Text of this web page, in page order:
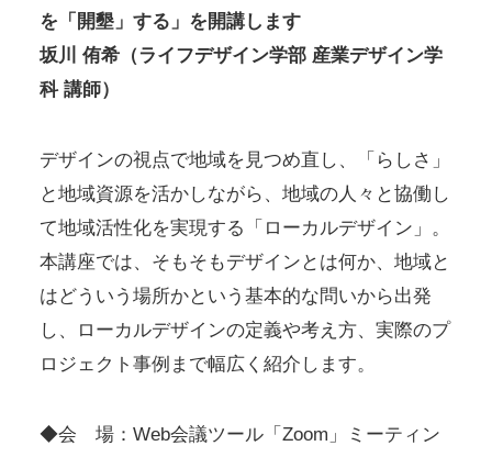
を「開墾」する」を開講します
坂川 侑希（ライフデザイン学部 産業デザイン学
科 講師）
デザインの視点で地域を見つめ直し、「らしさ」
と地域資源を活かしながら、地域の人々と協働し
て地域活性化を実現する「ローカルデザイン」。
本講座では、そもそもデザインとは何か、地域と
はどういう場所かという基本的な問いから出発
し、ローカルデザインの定義や考え方、実際のプ
ロジェクト事例まで幅広く紹介します。
◆会 場：Web会議ツール「Zoom」ミーティン